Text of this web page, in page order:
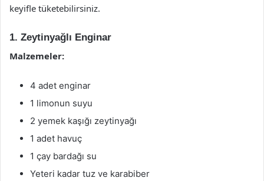
keyifle tüketebilirsiniz.
1. Zeytinyağlı Enginar
Malzemeler:
4 adet enginar
1 limonun suyu
2 yemek kaşığı zeytinyağı
1 adet havuç
1 çay bardağı su
Yeteri kadar tuz ve karabiber